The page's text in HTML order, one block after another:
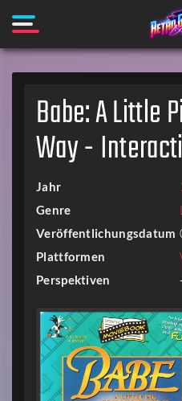
Babe: A Little
Way -
Jahr
Genre
Veröffentlichungsdatum
Plattformen
Perspektiven